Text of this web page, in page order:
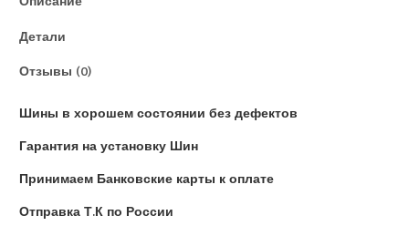
Детали
Отзывы (0)
Шины в хорошем состоянии без дефектов
Гарантия на установку Шин
Принимаем Банковские карты к оплате
Отправка Т.К по России